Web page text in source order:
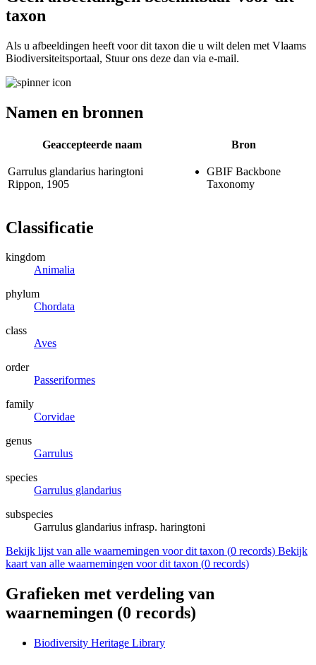
taxon
Als u afbeeldingen heeft voor dit taxon die u wilt delen met Vlaams
Biodiversiteitsportaal, Stuur ons deze dan via e-mail.
Namen en bronnen
Geaccepteerde naam Bron
Garrulus glandarius haringtoni
Rippon, 1905
GBIF Backbone
Taxonomy
Classificatie
kingdom
Animalia
phylum
Chordata
class
Aves
order
Passeriformes
family
Corvidae
genus
Garrulus
species
Garrulus glandarius
subspecies
Garrulus glandarius infrasp. haringtoni
Bekijk lijst van alle waarnemingen voor dit taxon (0 records) Bekijk
kaart van alle waarnemingen voor dit taxon (0 records)
Grafieken met verdeling van
waarnemingen (0 records)
Biodiversity Heritage Library